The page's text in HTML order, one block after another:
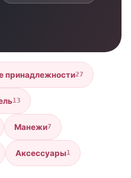
принадлежности27
13
Манежи7
Аксессуары1